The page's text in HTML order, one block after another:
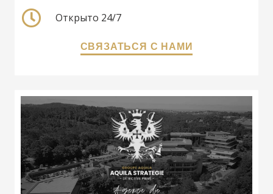
Открыто 24/7
СВЯЗАТЬСЯ С НАМИ